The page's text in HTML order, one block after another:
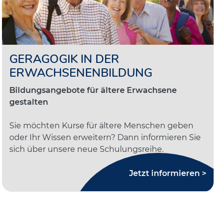
GERAGOGIK IN DER
ERWACHSENENBILDUNG
Bildungsangebote für ältere Erwachsene
gestalten
Sie möchten Kurse für ältere Menschen geben
oder Ihr Wissen erweitern? Dann informieren Sie
sich über unsere neue Schulungsreihe.
Jetzt informieren >